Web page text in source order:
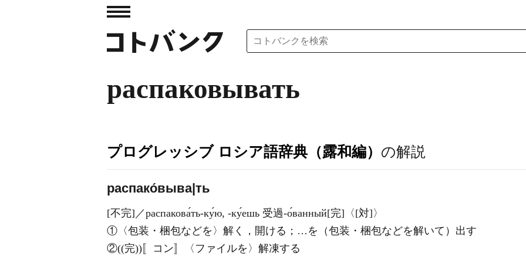
распаковывать
プログレッシブ ロシア語辞典（露和編） の解説
распако́выва|ть
[不完]／распакова́ть-ку́ю, -ку́ешь 受過-о́ванный[完]〈[対]〉
①〈包装・梱包などを〉解く，開ける；…を（包装・梱包などを解いて）出す
②((完))〚コン〛〈ファイルを〉解凍する